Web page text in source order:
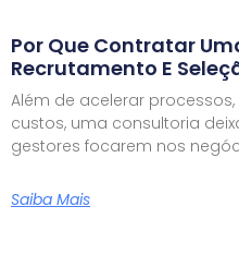
Por Que Contratar
Recrutamento E
Além de acelerar
custos, uma consultoria
gestores focarem nos
Saiba Mais